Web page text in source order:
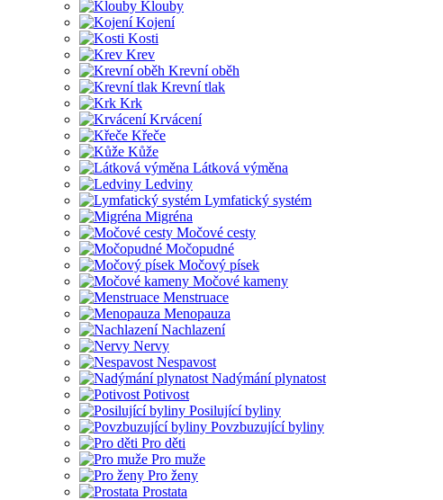
Klouby
Kojení
Kosti
Krev
Krevní oběh
Krevní tlak
Krk
Krvácení
Křeče
Kůže
Látková výměna
Ledviny
Lymfatický systém
Migréna
Močové cesty
Močopudné
Močový písek
Močové kameny
Menstruace
Menopauza
Nachlazení
Nervy
Nespavost
Nadýmání plynatost
Potivost
Posilující byliny
Povzbuzující byliny
Pro děti
Pro muže
Pro ženy
Prostata